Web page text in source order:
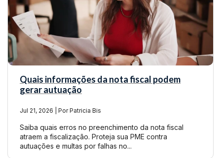
Quais informações da nota fiscal podem
gerar autuação
Jul 21, 2026 | Por Patricia Bis
Saiba quais erros no preenchimento da nota fiscal
atraem a fiscalização. Proteja sua PME contra
autuações e multas por falhas no...